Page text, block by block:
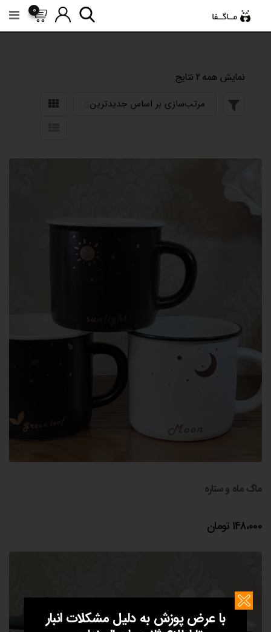
0
نمایش همه 2 نتایج
ماگ ماه و ستاره
148،000 تومان
با عرض پوزش به دلیل مشکلات انبار